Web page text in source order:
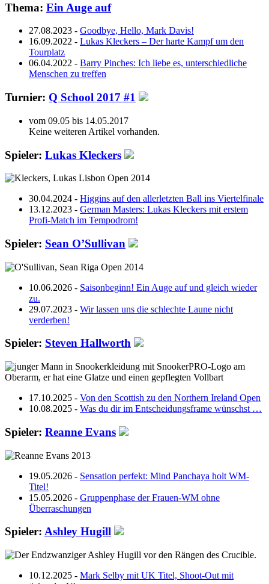
Thema: Ein Auge auf
27.08.2023 - Goodbye, Hello, Mark Davis!
16.09.2022 - Lukas Kleckers – Der harte Kampf um den
Tourplatz
06.04.2022 - Barry Pinches: Ich liebe es, unterschiedliche
Menschen zu treffen
Turnier: Q School 2017 #1
vom 09.05 bis 14.05.2017
Keine weiteren Artikel vorhanden.
Spieler: Lukas Kleckers
30.04.2024 - Higgins auf den allerletzten Ball ins Viertelfinale
13.12.2023 - German Masters: Lukas Kleckers mit erstem
Profi-Match im Tempodrom!
Spieler: Sean O’Sullivan
10.06.2026 - Saisonbeginn! Ein Auge auf und gleich wieder
zu.
29.07.2023 - Wir lassen uns die schlechte Laune nicht
verderben!
Spieler: Steven Hallworth
17.10.2025 - Von den Scottish zu den Northern Ireland Open
10.08.2025 - Was du dir im Entscheidungsframe wünschst …
Spieler: Reanne Evans
19.05.2026 - Sensation perfekt: Mind Panchaya holt WM-
Titel!
15.05.2026 - Gruppenphase der Frauen-WM ohne
Überraschungen
Spieler: Ashley Hugill
10.12.2025 - Mark Selby mit UK Titel, Shoot-Out mit